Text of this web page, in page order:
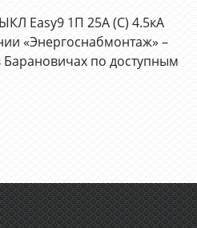
Easy9 1П 25А (C) 4.5кА
«Энергоснабмонтаж» –
по доступным